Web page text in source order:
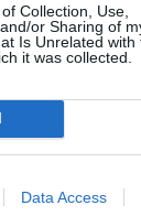
Collection, Use,
or Sharing of
Is Unrelated with
it was collected.
Data Access